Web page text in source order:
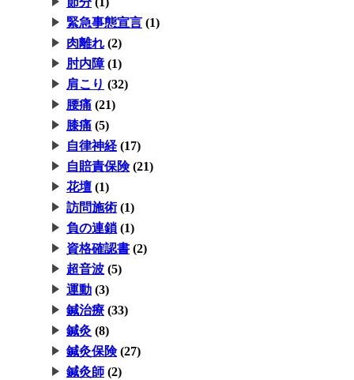
緊急事態宣言 (1)
肉離れ (2)
肘内障(1)
肩こり (32)
腰痛 (21)
膝痛 (5)
自律神経 (17)
自賠責保険(21)
花壇 (1)
訪問施術(1)
負の連鎖 (1)
資格確認書 (2)
超音波 (5)
運動 (3)
鍼治療 (33)
鍼灸 (8)
鍼灸保険(27)
鍼灸師 (2)